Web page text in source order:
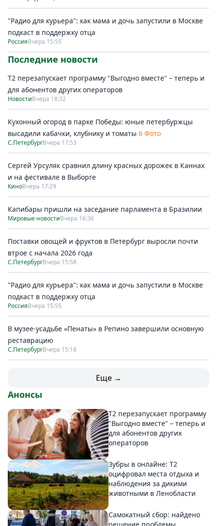
"Радио для курьера": как мама и дочь запустили в Москве
подкаст в поддержку отца
РоссияВчера 15:55
Последние новости
Т2 перезапускает программу "Выгодно вместе" – теперь и
для абонентов других операторов
НовостиВчера 18:32
Кухонный огород в парке Победы: юные петербуржцы
высадили кабачки, клубнику и томаты 6 Фото
С.ПетербургВчера 17:53
Сергей Урсуляк сравнил длину красных дорожек в Каннах
и на фестивале в Выборге
КиноВчера 17:29
Капибары пришли на заседание парламента в Бразилии
Мировые новостиВчера 16:36
Поставки овощей и фруктов в Петербург выросли почти
втрое с начала 2026 года
С.ПетербургВчера 15:58
"Радио для курьера": как мама и дочь запустили в Москве
подкаст в поддержку отца
РоссияВчера 15:55
В музее-усадьбе «Пенаты» в Репино завершили основную
реставрацию
С.ПетербургВчера 15:18
Еще →
Анонсы
Т2 перезапускает программу
"Выгодно вместе" – теперь и
для абонентов других
операторов
Зубры в онлайне: Т2
оцифровал места отдыха и
наблюдения за дикими
животными в Ленобласти
Самокатный сбор: найдено